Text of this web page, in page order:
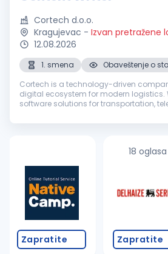
Cortech d.o.o.
Kragujevac - Izvan pretražene
12.08.2026
1. smena
Obaveštenje o
Cortech is a technology-driven
digital ecosystem for modern logistics.
software solutions for transportation,
areas, from so...
Zapratite
18 oglasa
Zapratite